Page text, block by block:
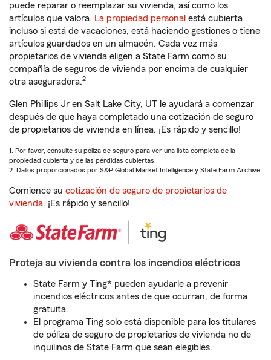
puede reparar o reemplazar su vivienda, así como los
artículos que valora. La propiedad personal está cubierta
incluso si está de vacaciones, está haciendo gestiones o tiene
artículos guardados en un almacén. Cada vez más
propietarios de vivienda eligen a State Farm como su
compañía de seguros de vivienda por encima de cualquier
otra aseguradora.2
Glen Phillips Jr en Salt Lake City, UT le ayudará a comenzar
después de que haya completado una cotización de seguro
de propietarios de vivienda en línea. ¡Es rápido y sencillo!
1. Por favor, consulte su póliza de seguro para ver una lista completa de la
propiedad cubierta y de las pérdidas cubiertas.
2. Datos proporcionados por S&P Global Market Intelligence y State Farm Archive.
Comience su cotización de seguro de propietarios de
vivienda. ¡Es rápido y sencillo!
Proteja su vivienda contra los incendios eléctricos
State Farm y Ting* pueden ayudarle a prevenir
incendios eléctricos antes de que ocurran, de forma
gratuita.
El programa Ting solo está disponible para los titulares
de póliza de seguro de propietarios de vivienda no de
inquilinos de State Farm que sean elegibles.